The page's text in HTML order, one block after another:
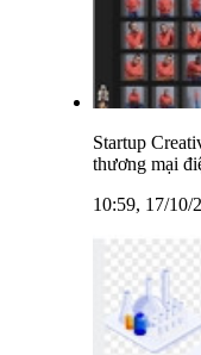
Startup
thương mại
10:59, 17/10/